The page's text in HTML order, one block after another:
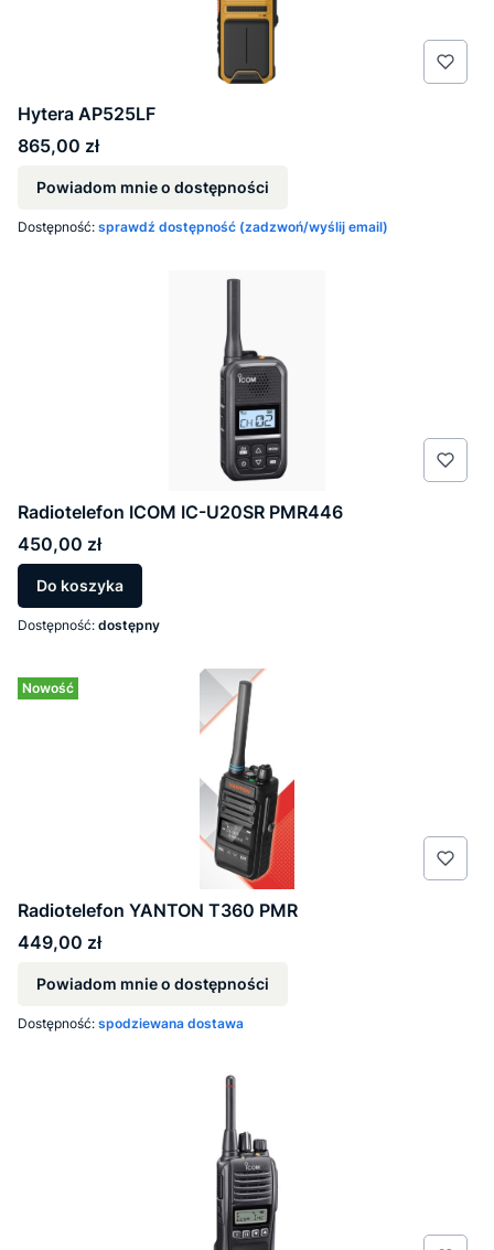
Hytera AP525LF
Cena
865,00 zł
Powiadom mnie o dostępności
Dostępność: sprawdź dostępność (zadzwoń/wyślij email)
Radiotelefon ICOM IC-U20SR PMR446
Cena
450,00 zł
Do koszyka
Dostępność: dostępny
Nowość
Radiotelefon YANTON T360 PMR
Cena
449,00 zł
Powiadom mnie o dostępności
Dostępność: spodziewana dostawa